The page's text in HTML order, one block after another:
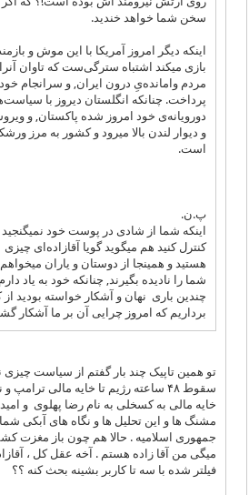
سخن شما خواهد خندید.
اینکه دیگر امروز آمریکا با این موش و
بازی میکند اشتباه سترگی‌ست که تاوان
مردم وامانده‌یِ درون ایران, و سرانجام
پرداخت. چنانکه انگلستان دیروز با
دورویانه‌ی خود امروز شده پاکستان, و
و دیوار لندن بالا میرود و کشور به مرز
است.
پ.ن.
اینکه شما از شادی در پوست خود نمیگنجید و
کنترل کنید هم میگوید گویا آقازاده‌ای چیزی
هستید و همینجا از دوستان و یاران
شما را نادیده بگیرند, چنانکه خود به یاد دارم
چندین باری نهان و آشکار خواسته بودید
برداریم که امروز چرایی آن بر ما آشکار
تو همین تاپیک چند بار گفتم از سیاست چیزی
سقوط ۴۸ ساعته رژیم تا خایه مالی ترامپ
خایه مالی به کسخلی به نام رضا پهلوی و
مشنگ ها و این تحلیل ها و نگاه های آبکی
جمهوری اسلامیه . حالا هم چون باز مغزت
میگی من آقا زاده هستم . آخه عقل کل ،
فیلتر شده با سه تا کاربر بشینه بحث کنه ؟؟